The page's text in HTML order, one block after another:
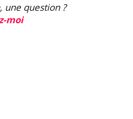
une question ?
moi